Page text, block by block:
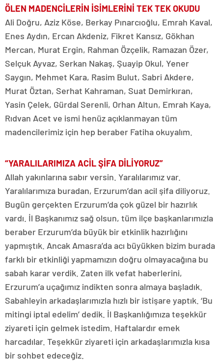
ÖLEN MADENCİLERİN İSİMLERİNİ TEK TEK OKUDU
Ali Doğru, Aziz Köse, Berkay Pınarcıoğlu, Emrah Kaval,
Enes Aydın, Ercan Akdeniz, Fikret Kansız, Gökhan
Mercan, Murat Ergin, Rahman Özçelik, Ramazan Özer,
Selçuk Ayvaz, Serkan Nakaş, Şuayip Okul, Yener
Saygın, Mehmet Kara, Rasim Bulut, Sabri Akdere,
Murat Öztan, Serhat Kahraman, Suat Demirkıran,
Yasin Çelek, Gürdal Serenli, Orhan Altun, Emrah Kaya,
Rıdvan Acet ve ismi henüz açıklanmayan tüm
madencilerimiz için hep beraber Fatiha okuyalım.
“YARALILARIMIZA ACİL ŞİFA DİLİYORUZ”
Allah yakınlarına sabır versin. Yaralılarımız var.
Yaralılarımıza buradan, Erzurum’dan acil şifa diliyoruz.
Bugün gerçekten Erzurum’da çok güzel bir hazırlık
vardı. İl Başkanımız sağ olsun, tüm ilçe başkanlarımızla
beraber Erzurum’da büyük bir etkinlik hazırlığını
yapmıştık. Ancak Amasra’da acı büyükken bizim burada
farklı bir etkinliği yapmamızın doğru olmayacağına bu
sabah karar verdik. Zaten ilk vefat haberlerini,
Erzurum’a uçağımız indikten sonra almaya başladık.
Sabahleyin arkadaşlarımızla hızlı bir istişare yaptık. ‘Bu
mitingi iptal edelim’ dedik. İl Başkanlığımıza teşekkür
ziyareti için gelmek istedim. Haftalardır emek
harcadılar. Teşekkür ziyareti için arkadaşlarımızla kısa
bir sohbet edeceğiz.